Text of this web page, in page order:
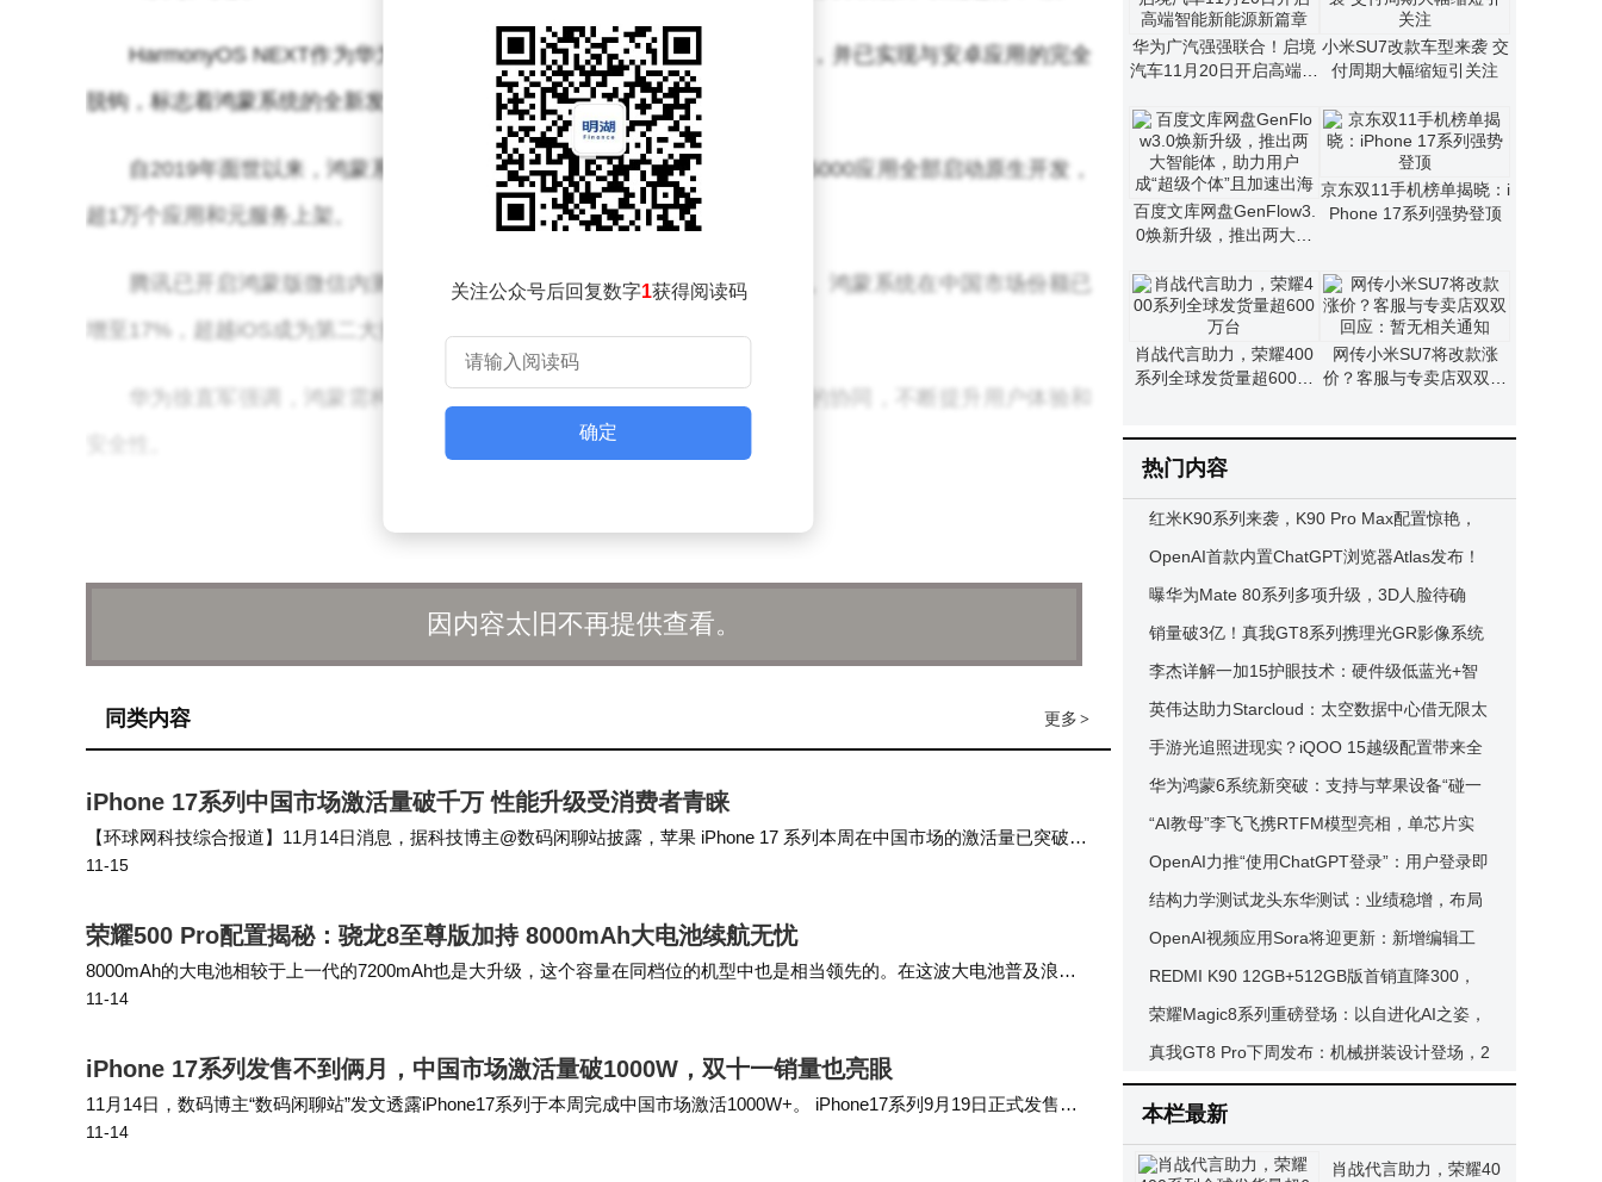
HarmonyOS NEXT作为华为新一代智能终端操作系统，采用单框架架构，并已实现与安卓应用的完全
脱钩，标志着鸿蒙系统的全新发展阶段。
自2019年面世以来，鸿蒙系统历经四次重大迭代，至今已吸引国内TOP 5000应用全部启动原生开发，
超1万个应用和元服务上架。
腾讯已开启鸿蒙版微信内测，支持基础功能如社交通讯、音视频通话等。鸿蒙系统在中国市场份额已
增至17%，超越iOS成为第二大操作系统。
华为徐直军强调，鸿蒙需构建自身生态，以实现应用、操作系统与芯片的协同，不断提升用户体验和
关注公众号后回复数字1获得阅读码
确定
因内容太旧不再提供查看。
更多 >
同类内容
iPhone 17系列中国市场激活量破千万 性能升级受消费者青睐
【环球网科技综合报道】11月14日消息，据科技博主@数码闲聊站披露，苹果 iPhone 17 系列本周在中国市场的激活量已突破10
00万台，创下该系列上市以来的阶段性销量新高，印证了中国消费者对其产品升级的认…
11-15
荣耀500 Pro配置揭秘：骁龙8至尊版加持 8000mAh大电池续航无忧
8000mAh的大电池相较于上一代的7200mAh也是大升级，这个容量在同档位的机型中也是相当领先的。在这波大电池普及浪潮
当中，荣耀后续还有望在其他机型上使用10000mAh电池，对续航要求高的用户需要密切关…
11-14
iPhone 17系列发售不到俩月，中国市场激活量破1000W，双十一销量也亮眼
11月14日，数码博主“数码闲聊站”发文透露iPhone17系列于本周完成中国市场激活1000W+。 iPhone17系列9月19日正式发售，
如今距发售不到两个月。 该博主此前曾透露，截至11月2日，iPh…
11-14
华为广汽强强联合！启境
汽车11月20日开启高端智
小米SU7改款车型来袭 交
付周期大幅缩短引关注
百度文库网盘GenFlow3.
0焕新升级，推出两大智
体”且加速出海
京东双11手机榜单揭晓：i
Phone 17系列强势登顶
肖战代言助力，荣耀400
系列全球发货量超600万
网传小米SU7将改款涨
价？客服与专卖店双双回
热门内容
红米K90系列来袭，K90 Pro Max配置惊艳，
或成小米17强劲对手
OpenAI首款内置ChatGPT浏览器Atlas发布！
支持谷歌数据导入，免费下载享7天会员
​曝华为Mate 80系列多项升级，3D人脸待确
认，鸿蒙6跨生态互联成亮点​
销量破3亿！真我GT8系列携理光GR影像系统
打造街拍新体验
李杰详解一加15护眼技术：硬件级低蓝光+智
能调色，频闪控制达LTPO行业顶尖
英伟达助力Starcloud：太空数据中心借无限太
阳能与深空散热启新程
手游光追照进现实？iQOO 15越级配置带来全
能旗舰新体验
华为鸿蒙6系统新突破：支持与苹果设备“碰一
碰”互传文件，个性化功能升级
“AI教母”李飞飞携RTFM模型亮相，单芯片实
时渲染3D世界开启新篇章
OpenAI力推“使用ChatGPT登录”：用户登录即
享便利，开发者成本或降
结构力学测试龙头东华测试：业绩稳增，布局
机器人赛道谋新发展
OpenAI视频应用Sora将迎更新：新增编辑工
具、客串角色功能及安卓版
REDMI K90 12GB+512GB版首销直降300，
用户需求与诚意碰撞下的高性价比之选
荣耀Magic8系列重磅登场：以自进化AI之姿，
开启手机新时代新体验
真我GT8 Pro下周发布：机械拼装设计登场，2
K屏+骁龙8至尊版引期待
本栏最新
肖战代言助力，荣耀40